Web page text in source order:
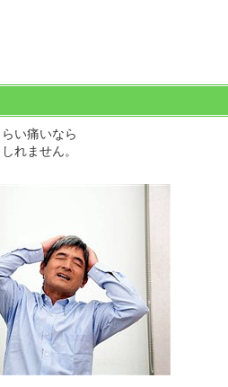
い痛いなら
れません。